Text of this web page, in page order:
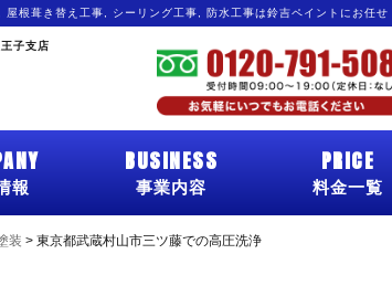
根葺き替え工事, シーリング工事, 防水工事は鈴吉ペイントにお任せ
子支店
報
BUSINESS
事業内容
PRICE
料金一覧
装 > 東京都武蔵村山市三ツ藤での高圧洗浄